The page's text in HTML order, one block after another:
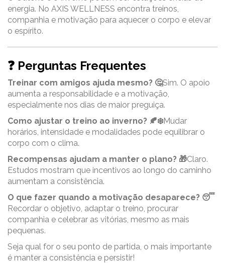
energia. No AXIS WELLNESS encontra treinos,
companhia e motivação para aquecer o corpo e elevar
o espírito.
❓ Perguntas Frequentes
Treinar com amigos ajuda mesmo? 🤔Sim. O apoio
aumenta a responsabilidade e a motivação,
especialmente nos dias de maior preguiça.
Como ajustar o treino ao inverno? 🍂❄️Mudar
horários, intensidade e modalidades pode equilibrar o
corpo com o clima.
Recompensas ajudam a manter o plano? 🎁Claro.
Estudos mostram que incentivos ao longo do caminho
aumentam a consistência.
O que fazer quando a motivação desaparece? 😴
Recordar o objetivo, adaptar o treino, procurar
companhia e celebrar as vitórias, mesmo as mais
pequenas.
Seja qual for o seu ponto de partida, o mais importante
é manter a consistência e persistir!